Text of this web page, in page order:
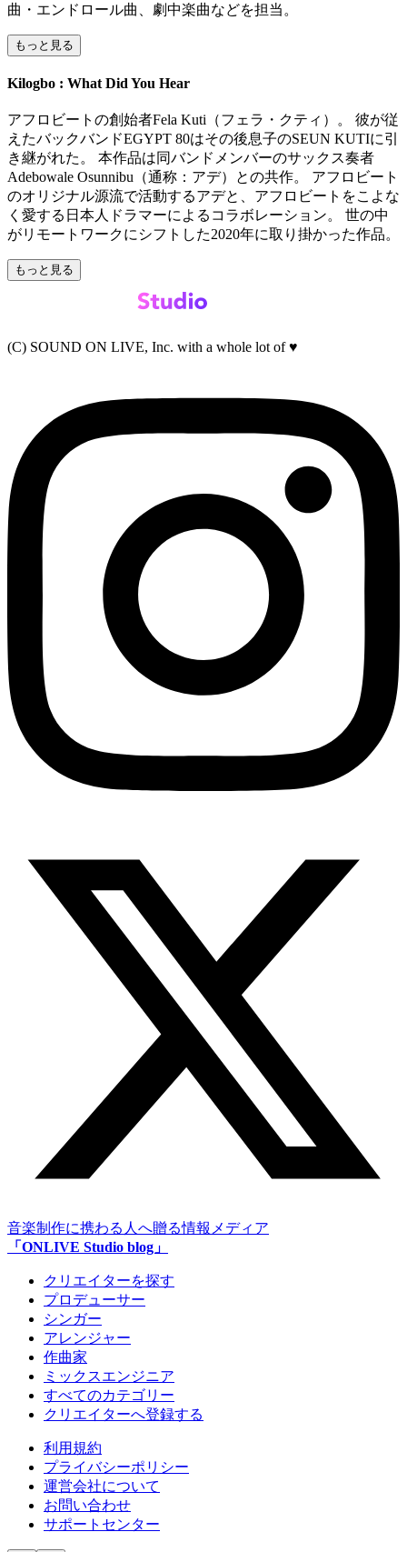
曲・エンドロール曲、劇中楽曲などを担当。
もっと見る
Kilogbo : What Did You Hear
アフロビートの創始者Fela Kuti（フェラ・クティ）。 彼が従
えたバックバンドEGYPT 80はその後息子のSEUN KUTIに引
き継がれた。 本作品は同バンドメンバーのサックス奏者
Adebowale Osunnibu（通称：アデ）との共作。 アフロビート
のオリジナル源流で活動するアデと、アフロビートをこよな
く愛する日本人ドラマーによるコラボレーション。 世の中
がリモートワークにシフトした2020年に取り掛かった作品。
もっと見る
(C) SOUND ON LIVE, Inc. with a whole lot of ♥
音楽制作に携わる人へ贈る情報メディア
「ONLIVE Studio blog」
クリエイターを探す
プロデューサー
シンガー
アレンジャー
作曲家
ミックスエンジニア
すべてのカテゴリー
クリエイターへ登録する
利用規約
プライバシーポリシー
運営会社について
お問い合わせ
サポートセンター